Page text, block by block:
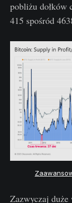
pobliżu dołków
415 spośród
Zazwyczaj